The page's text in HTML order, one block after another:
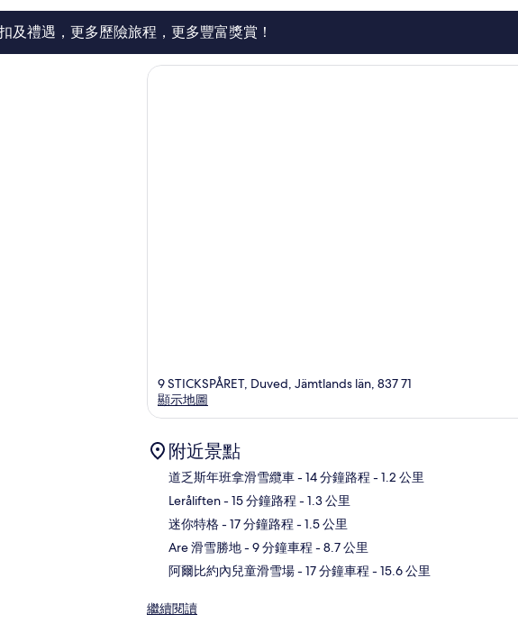
評
價
評
評
及禮遇，更多歷險旅程，更多豐富獎賞！
9 STICKSPÅRET, Duved, Jämtlands län, 837 71
顯示地圖
附近景點
道乏斯年班拿滑雪纜車- 14 分鐘路程 - 1.2 公里
Leråliften- 15 分鐘路程 - 1.3 公里
迷你特格- 17 分鐘路程 - 1.5 公里
Are 滑雪勝地- 9 分鐘車程 - 8.7 公里
阿爾比約內兒童滑雪場- 17 分鐘車程 - 15.6 公里
繼續閱讀